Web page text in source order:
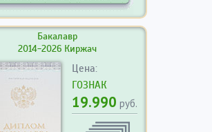
Бакалавр
2014-2026 Киржач
Цена:
ГОЗНАК
19.990 руб.